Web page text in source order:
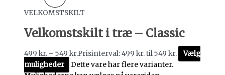
VELKOMSTSKILT
Velkomstskilt i træ – Classic
499 kr. – 549 kr.Prisinterval: 499 kr. til 549 kr.
Vælg
muligheder
Dette vare har flere varianter.